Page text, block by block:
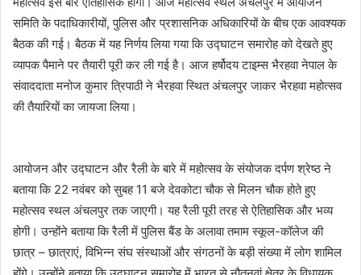
समिति के पदाधिकारीयों, पुलिस और प्रशासनिक अधिकारियों के बीच एक आवश्यक
बैठक की गई। बैठक में यह निर्णय लिया गया कि उद्घाटन समारोह को देखते हुए
व्यापक पैमाने पर तैयारी पूरी कर ली गई है। आज हर्षोदय टाइम्स भैरहवा नेपाल के
संवाददाता मनोज कुमार त्रिपाठी ने भैरहवा स्थित अंचलपुर जाकर भैरहवा महोत्सव
की तैयारियों का जायजा लिया।
आयोजन और उद्घाटन और रैली के बारे में महोत्सव के संयोजक दर्पण श्रेष्ठ ने
बताया कि 22 नवंबर को सुबह 11 बजे देवकोटा चौक से मिलन चौक होते हुए
महोत्सव स्थल अंचलपुर तक जाएगी। यह रैली पूरी तरह से ऐतिहासिक और भव्य
होगी। उन्होंने बताया कि रैली में पुलिस बैंड के अलावा तमाम स्कूल-कॉलेज की
छात्र – छात्राएं, विभिन्न संघ संस्थाओं और संगठनों के बड़ी संख्या में लोग शामिल